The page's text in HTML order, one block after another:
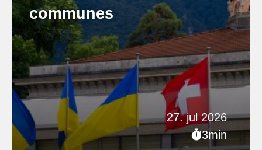
27. jul 2026
3min
communes